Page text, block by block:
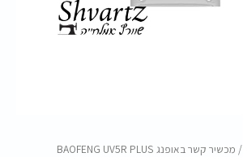
/ מכשיר קשר באופנג BAOFENG UV5R PLUS